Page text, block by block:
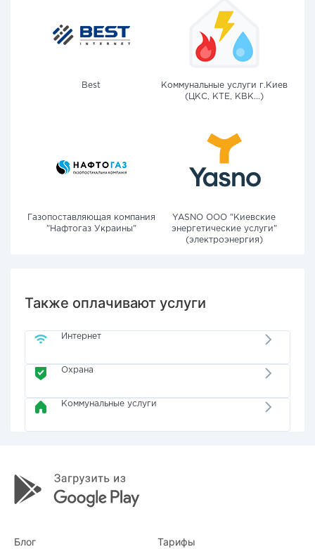
Best
Коммунальные услуги г.Киев
(ЦКС, КТЕ, КВК...)
Газопоставляющая компания
"Нафтогаз Украины"
YASNO OOO "Киевские
энергетические услуги"
(электроэнергия)
Также оплачивают услуги
Интернет
Охрана
Коммунальные услуги
Блог Тарифы